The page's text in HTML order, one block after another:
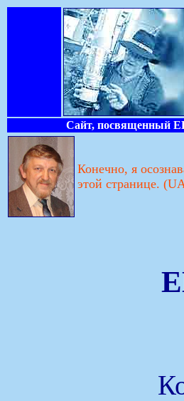
Сайт, посвященный
Конечно, я
этой странице.